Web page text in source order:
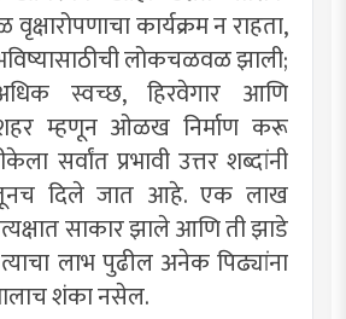
कार्यक्रम न राहता,
लोकचळवळ झाली;
स्वच्छ, हिरवेगार आणि
म्हणून ओळख निर्माण करू
सर्वांत प्रभावी उत्तर शब्दांनी
दिले जात आहे. एक लाख
साकार झाले आणि ती झाडे
लाभ पुढील अनेक पिढ्यांना
शंका नसेल.